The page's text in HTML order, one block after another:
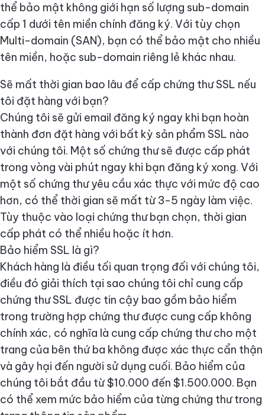
thể bảo mật không giới hạn số lượng sub-domain
cấp 1 dưới tên miền chính đăng ký. Với tùy chọn
Multi-domain (SAN), bạn có thể bảo mật cho nhiều
tên miền, hoặc sub-domain riêng lẻ khác nhau.
Sẽ mất thời gian bao lâu để cấp chứng thư SSL nếu
tôi đặt hàng với bạn?
Chúng tôi sẽ gửi email đăng ký ngay khi bạn hoàn
thành đơn đặt hàng với bất kỳ sản phẩm SSL nào
với chúng tôi. Một số chứng thư sẽ được cấp phát
trong vòng vài phút ngay khi bạn đăng ký xong. Với
một số chứng thư yêu cầu xác thực với mức độ cao
hơn, có thể thời gian sẽ mất từ 3-5 ngày làm việc.
Tùy thuộc vào loại chứng thư bạn chọn, thời gian
cấp phát có thể nhiều hoặc ít hơn.
Bảo hiểm SSL là gì?
Khách hàng là điều tối quan trọng đối với chúng tôi,
điều đó giải thích tại sao chúng tôi chỉ cung cấp
chứng thư SSL được tin cậy bao gồm bảo hiểm
trong trường hợp chứng thư được cung cấp không
chính xác, có nghĩa là cung cấp chứng thư cho một
trang của bên thứ ba không được xác thực cẩn thận
và gây hại đến người sử dụng cuối. Bảo hiểm của
chúng tôi bắt đầu từ $10.000 đến $1.500.000. Bạn
có thể xem mức bảo hiểm của từng chứng thư trong